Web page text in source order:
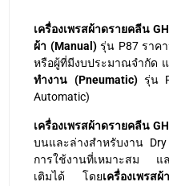
เครื่องเพรสผ้าดรายคลีน
ผ้า (Manual)รุ่น P87 ราค
หรือผู้ที่มีงบประมาณจำกัด
ทำงาน (Pneumatic)รุ่น
Automatic)
เครื่องเพรสผ้าดรายคลีน
บนและล่างสำหรับงาน
การใช้งานที่เหมาะสม แล
เติมได้ โดยเครื่องเพรสผ้า